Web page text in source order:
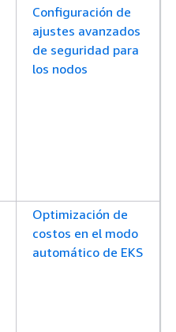
Configuración de
ajustes avanzados
de seguridad para
los nodos
Optimización de
costos en el modo
automático de EKS